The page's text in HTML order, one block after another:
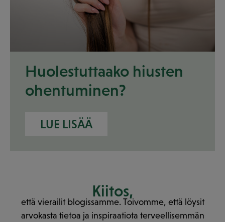
Huolestuttaako hiusten
ohentuminen?
LUE LISÄÄ
Kiitos,
että vierailit blogissamme. Toivomme, että löysit
arvokasta tietoa ja inspiraatiota terveellisemmän